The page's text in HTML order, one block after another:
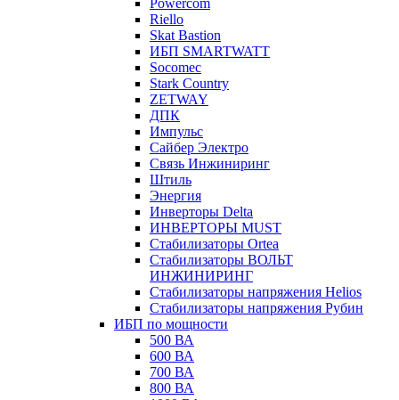
Powercom
Riello
Skat Bastion
ИБП SMARTWATT
Socomec
Stark Country
ZETWAY
ДПК
Импульс
Сайбер Электро
Связь Инжиниринг
Штиль
Энергия
Инверторы Delta
ИНВЕРТОРЫ MUST
Стабилизаторы Ortea
Стабилизаторы ВОЛЬТ
ИНЖИНИРИНГ
Стабилизаторы напряжения Helios
Стабилизаторы напряжения Рубин
ИБП по мощности
500 ВА
600 ВА
700 ВА
800 ВА